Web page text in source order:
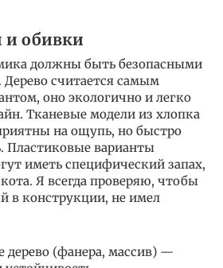
и обивки
должны быть безопасными
считается самым
оно экологично и легко
Тканевые модели из хлопка
на ощупь, но быстро
Пластиковые варианты
иметь специфический запах,
Я всегда проверяю, чтобы
в конструкции, не имел
дерево (фанера, массив) —